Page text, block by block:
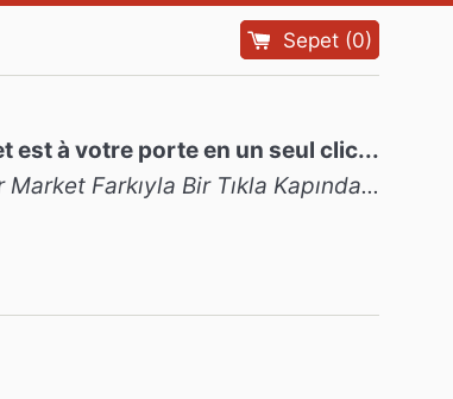
Sepet (0)
est à votre porte en un seul clic...
Market Farkıyla Bir Tıkla Kapında...